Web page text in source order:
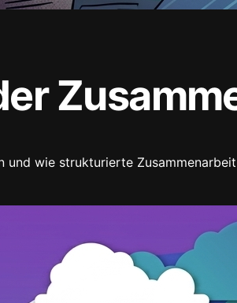
und wie strukturierte